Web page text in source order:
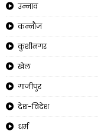
उन्नाव
कन्नौज
कुशीनगर
खेल
गाजीपुर
देश-विदेश
धर्म